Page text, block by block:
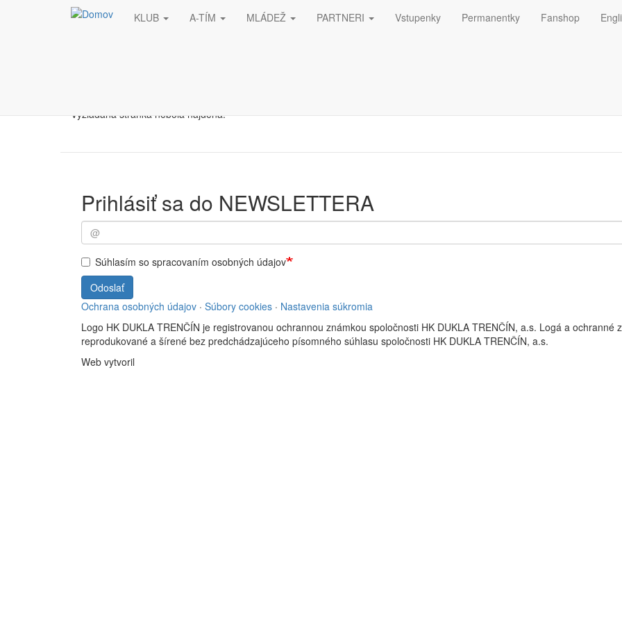
KLUB A-TÍM MLÁDEŽ PARTNERI Vstupenky Permanentky Fanshop
Vyžiadaná stránka nebola nájdená.
Prihlásiť sa do NEWSLETTERA
Súhlasím so spracovaním osobných údajov
Odoslať
Ochrana osobných údajov · Súbory cookies · Nastavenia súkromia
Logo HK DUKLA TRENČÍN je registrovanou ochrannou známkou spoločnosti HK DUKLA TRENČÍN, a.s. Logá a ochranné
reprodukované a šírené bez predchádzajúceho písomného súhlasu spoločnosti HK DUKLA TRENČÍN, a.s.
Web vytvoril